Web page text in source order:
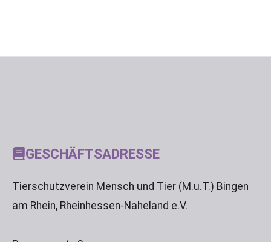
GESCHÄFTSADRESSE
Tierschutzverein Mensch und Tier (M.u.T.) Bingen
am Rhein, Rheinhessen-Naheland e.V.